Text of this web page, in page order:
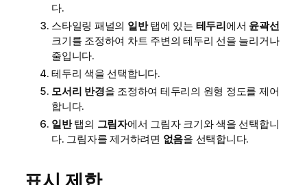
다.
스타일링 패널의 일반탭에 있는 테두리에서 윤곽선
크기를 조정하여 차트 주변의 테두리 선을 늘리거나
줄입니다.
테두리 색을 선택합니다.
모서리 반경을 조정하여 테두리의 원형 정도를 제어
합니다.
일반탭의 그림자에서 그림자 크기와 색을 선택합니
다. 그림자를 제거하려면 없음을 선택합니다.
표시 제한